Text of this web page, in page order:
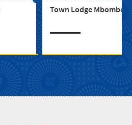
Town Lodge Mbombela